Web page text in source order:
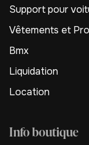
Support pour
Vêtements et
Bmx
Liquidation
Location
Info boutique